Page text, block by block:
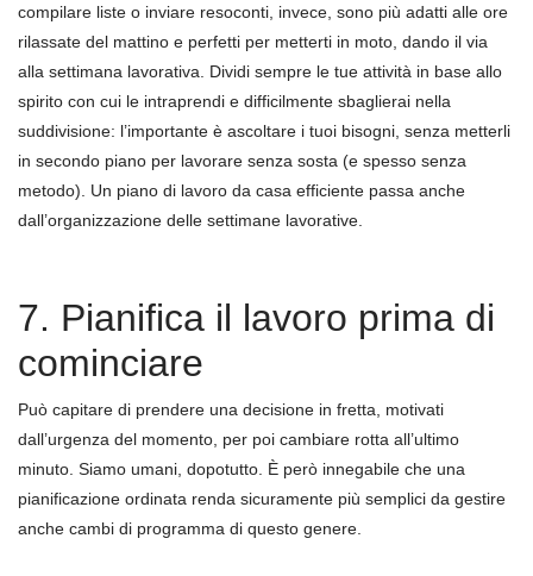
compilare liste o inviare resoconti, invece, sono più adatti alle ore
rilassate del mattino e perfetti per metterti in moto, dando il via
alla settimana lavorativa. Dividi sempre le tue attività in base allo
spirito con cui le intraprendi e difficilmente sbaglierai nella
suddivisione: l’importante è ascoltare i tuoi bisogni, senza metterli
in secondo piano per lavorare senza sosta (e spesso senza
metodo). Un piano di lavoro da casa efficiente passa anche
dall’organizzazione delle settimane lavorative.
7. Pianifica il lavoro prima di
cominciare
Può capitare di prendere una decisione in fretta, motivati
dall’urgenza del momento, per poi cambiare rotta all’ultimo
minuto. Siamo umani, dopotutto. È però innegabile che una
pianificazione ordinata renda sicuramente più semplici da gestire
anche cambi di programma di questo genere.